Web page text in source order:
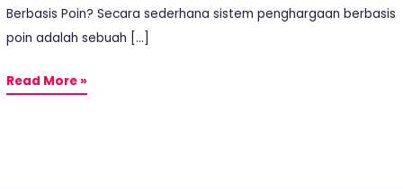
Berbasis Poin? Secara sederhana sistem penghargaan berbasis
poin adalah sebuah […]
Read More »